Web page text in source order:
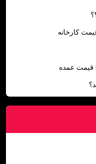
قیمت عمده